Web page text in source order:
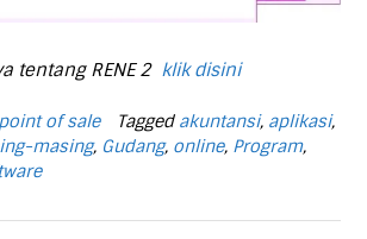
tentang RENE 2 klik disini
of sale Tagged akuntansi, aplikasi,
masing, Gudang, online, Program,